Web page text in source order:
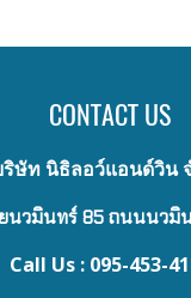
CONTACT US
ษัท นิธิลอว์แอนด์วิน
วมินทร์ 85 ถนนนวมิน
Call Us : 095-453-